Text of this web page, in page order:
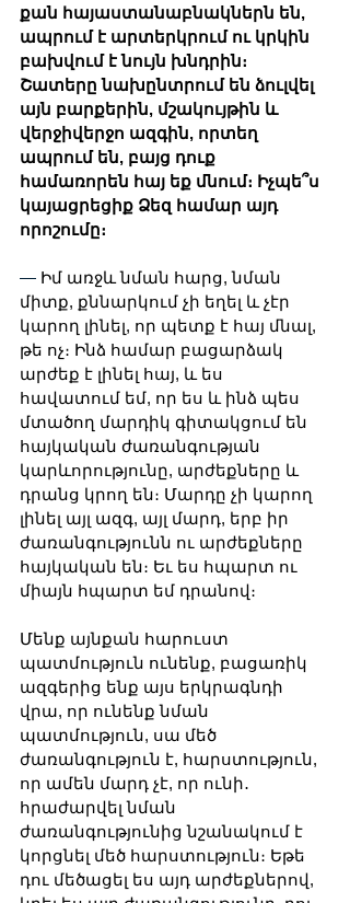
քան հայաստանաբնակներն են,
ապրում է արտերկրում ու կրկին
բախվում է նույն խնդրին։
Շատերը նախընտրում են ձուլվել
այն բարքերին, մշակույթին և
վերջիվերջո ազգին, որտեղ
ապրում են, բայց դուք
համառորեն հայ եք մնում։ Իչպե՞ս
կայացրեցիք Ձեզ համար այդ
որոշումը։
— Իմ առջև նման հարց, նման
միտք, քննարկում չի եղել և չէր
կարող լինել, որ պետք է հայ մնալ,
թե ոչ։ Ինձ համար բացարձակ
արժեք է լինել հայ, և ես
հավատում եմ, որ ես և ինձ պես
մտածող մարդիկ գիտակցում են
հայկական ժառանգության
կարևորությունը, արժեքները և
դրանց կրող են։ Մարդը չի կարող
լինել այլ ազգ, այլ մարդ, երբ իր
ժառանգությունն ու արժեքները
հայկական են։ Եւ ես հպարտ ու
միայն հպարտ եմ դրանով։
Մենք այնքան հարուստ
պատմություն ունենք, բացառիկ
ազգերից ենք այս երկրագնդի
վրա, որ ունենք նման
պատմություն, սա մեծ
ժառանգություն է, հարստություն,
որ ամեն մարդ չէ, որ ունի․
հրաժարվել նման
ժառանգությունից նշանակում է
կորցնել մեծ հարստություն։ Եթե
դու մեծացել ես այդ արժեքներով,